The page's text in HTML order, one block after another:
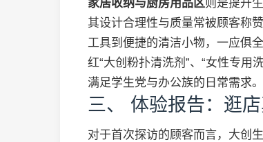
家居收纳与厨房用品区则是提升
其设计合理性与质量常被顾客称
工具到便捷的清洁小物，一应俱
红“大创粉扑清洗剂”、“女性专用
满足学生党与办公族的日常需求。
三、 体验报告：逛
对于首次探访的顾客而言，大创